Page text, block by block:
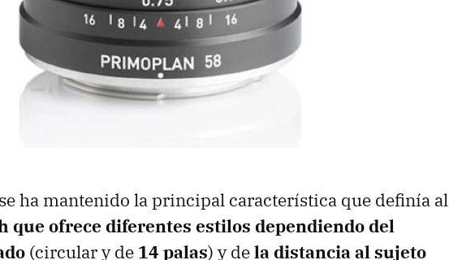
ha mantenido la principal característica que definía al
que ofrece diferentes estilos dependiendo del
(circular y de 14 palas) y dela distancia al sujeto